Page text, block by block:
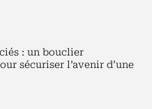
: un bouclier
sécuriser l’avenir d’une